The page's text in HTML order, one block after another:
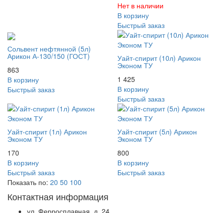
Нет в наличии
В корзину
Быстрый заказ
Сольвент нефтянной (5л)
Арикон А-130/150 (ГОСТ)
863
В корзину
Быстрый заказ
Уайт-спирит (10л) Арикон
Эконом ТУ
1 425
В корзину
Быстрый заказ
Уайт-спирит (1л) Арикон
Эконом ТУ
170
В корзину
Быстрый заказ
Уайт-спирит (5л) Арикон
Эконом ТУ
800
В корзину
Быстрый заказ
Показать по: 20 50 100
Контактная информация